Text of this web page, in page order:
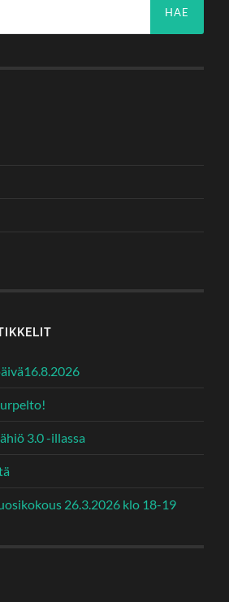
3.0 -illassa
26.3.2026 klo 18-19